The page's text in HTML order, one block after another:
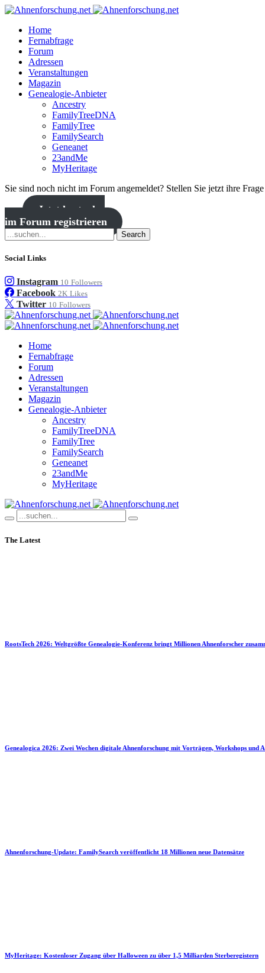
Home
Fernabfrage
Forum
Adressen
Veranstaltungen
Magazin
Genealogie-Anbieter
Ancestry
FamilyTreeDNA
FamilyTree
FamilySearch
Geneanet
23andMe
MyHeritage
Sie sind noch nicht im Forum angemeldet? Stellen Sie jetzt ihre
Jetzt kostenlos
im Forum registrieren
Search
Social Links
Instagram 10 Followers
Facebook 2K Likes
Twitter 10 Followers
Home
Fernabfrage
Forum
Adressen
Veranstaltungen
Magazin
Genealogie-Anbieter
Ancestry
FamilyTreeDNA
FamilyTree
FamilySearch
Geneanet
23andMe
MyHeritage
The Latest
RootsTech 2026: Weltgrößte Genealogie-Konferenz bringt Millionen Ahnenforscher
Genealogica 2026: Zwei Wochen digitale Ahnenforschung mit Vorträgen, Workshops und
Ahnenforschung-Update: FamilySearch veröffentlicht 18 Millionen neue Datensätze
MyHeritage: Kostenloser Zugang über Halloween zu über 1,5 Milliarden Sterberegistern